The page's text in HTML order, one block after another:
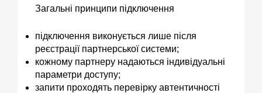
Загальні принципи підключення
підключення виконується лише після
реєстрації партнерської системи;
кожному партнеру надаються індивідуальні
параметри доступу;
запити проходять перевірку автентичності